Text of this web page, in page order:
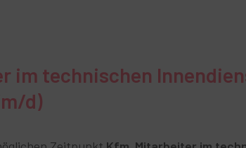
im technischen
d)